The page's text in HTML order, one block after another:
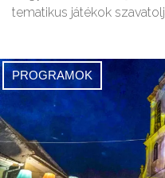
tematikus játékok
PROGRAMOK